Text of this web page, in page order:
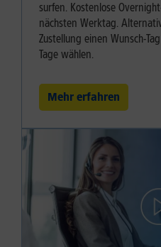
surfen. Kostenlose
nächsten Werktag.
Zustellung einen Wunsch-
Tage wählen.
Mehr erfahren